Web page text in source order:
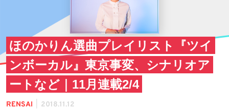
ほのかりん選曲プレイリスト『ツイ
ンボーカル』東京事変、シナリオア
ートなど｜11月連載2/4
RENSAI 2018.11.12